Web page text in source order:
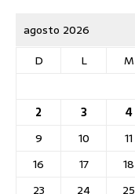
agosto 2026
D
L M
2
3 4
9
10 11
16
17 18
23
24 25